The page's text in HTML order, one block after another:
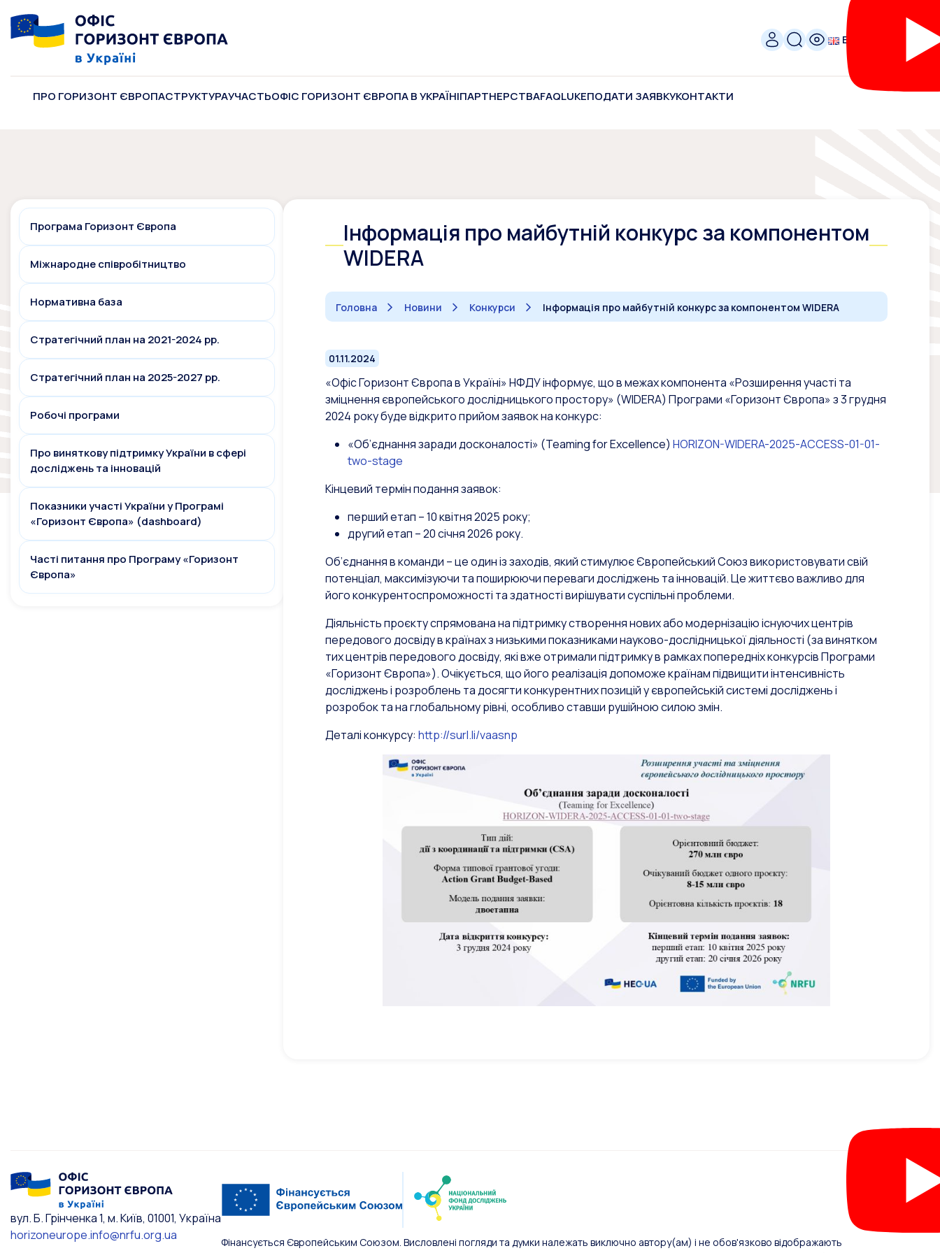
ENG
ПРО ГОРИЗОНТ ЄВРОПАСТРУКТУРАУЧАСТЬОФІС ГОРИЗОНТ ЄВРОПА В УКРАЇНІПАРТНЕРСТВАFAQLUKEПОДАТИ ЗАЯВКУКОНТАКТИ
Програма Горизонт Європа
Міжнародне співробітництво
Нормативна база
Стратегічний план на 2021-2024 рр.
Стратегічний план на 2025-2027 рр.
Робочі програми
Про виняткову підтримку України в сфері
досліджень та інновацій
Показники участі України у Програмі
«Горизонт Європа» (dashboard)
Часті питання про Програму «Горизонт
Європа»
Інформація про майбутній конкурс за компонентом
WIDERA
Головна Новини Конкурси Інформація про майбутній конкурс за компонентом WIDERA
01.11.2024
«Офіс Горизонт Європа в Україні» НФДУ інформує, що в межах компонента «Розширення участі та
зміцнення європейського дослідницького простору» (WIDERA) Програми «Горизонт Європа» з 3 грудня
2024 року буде відкрито прийом заявок на конкурс:
«Об’єднання заради досконалості» (Teaming for Excellence) HORIZON-WIDERA-2025-ACCESS-01-01-
two-stage
Кінцевий термін подання заявок:
перший етап – 10 квітня 2025 року;
другий етап – 20 січня 2026 року.
Об’єднання в команди – це один із заходів, який стимулює Європейський Союз використовувати свій
потенціал, максимізуючи та поширюючи переваги досліджень та інновацій. Це життєво важливо для
його конкурентоспроможності та здатності вирішувати суспільні проблеми.
Діяльність проєкту спрямована на підтримку створення нових або модернізацію існуючих центрів
передового досвіду в країнах з низькими показниками науково-дослідницької діяльності (за винятком
тих центрів передового досвіду, які вже отримали підтримку в рамках попередніх конкурсів Програми
«Горизонт Європа»). Очікується, що його реалізація допоможе країнам підвищити інтенсивність
досліджень і розроблень та досягти конкурентних позицій у європейській системі досліджень і
розробок та на глобальному рівні, особливо ставши рушійною силою змін.
Деталі конкурсу: http://surl.li/vaasnp
вул. Б. Грінченка 1, м. Київ, 01001, Україна
horizoneurope.info@nrfu.org.ua
Фінансується Європейським Союзом. Висловлені погляди та думки належать виключно автору(ам) і не обов'язково відображають